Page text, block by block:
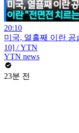
20:10
미국, 열흘째 이란
10] / YTN
YTN news
23분 전